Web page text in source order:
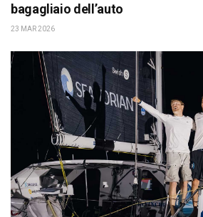
bagagliaio dell’auto
23 MAR 2026